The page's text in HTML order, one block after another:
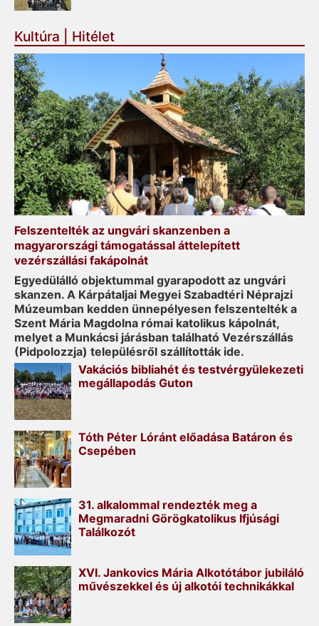
Kultúra | Hitélet
Felszentelték az ungvári skanzenben a
magyarországi támogatással áttelepített
vezérszállási fakápolnát
Egyedülálló objektummal gyarapodott az ungvári
skanzen. A Kárpátaljai Megyei Szabadtéri Néprajzi
Múzeumban kedden ünnepélyesen felszentelték a
Szent Mária Magdolna római katolikus kápolnát,
melyet a Munkácsi járásban található Vezérszállás
(Pidpolozzja) településről szállították ide.
Vakációs bibliahét és testvérgyülekezeti
megállapodás Guton
Tóth Péter Lóránt előadása Batáron és
Csepében
31. alkalommal rendezték meg a
Megmaradni Görögkatolikus Ifjúsági
Találkozót
XVI. Jankovics Mária Alkotótábor jubiláló
művészekkel és új alkotói technikákkal